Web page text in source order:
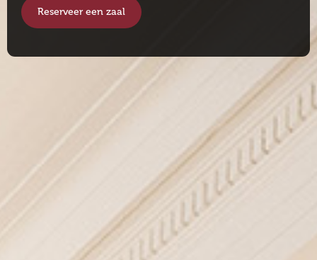
Reserveer een zaal